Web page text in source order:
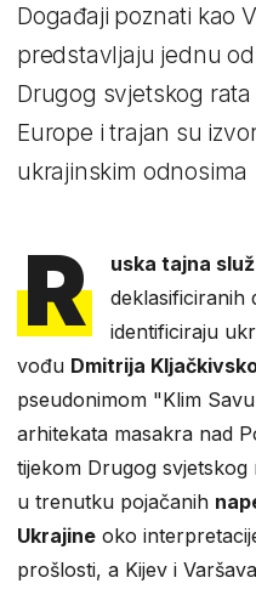
Događaji poznati kao
predstavljaju jednu
Drugog svjetskog
Europe i trajan su
ukrajinskim odnosima
R uska tajna
deklasificiranih
identificiraju
vođu Dmitrija
pseudonimom "Klim
arhitekata masakra nad
tijekom Drugog svjetskog
u trenutku pojačanih
Ukrajine oko
prošlosti, a Kijev i